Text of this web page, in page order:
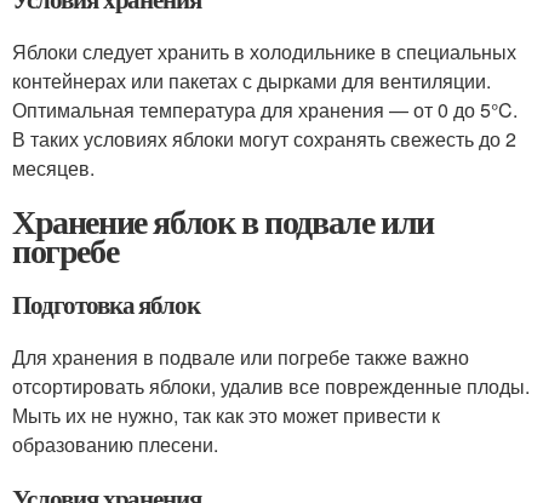
Яблоки следует хранить в холодильнике в специальных
контейнерах или пакетах с дырками для вентиляции.
Оптимальная температура для хранения — от 0 до 5°C.
В таких условиях яблоки могут сохранять свежесть до 2
месяцев.
Хранение яблок в подвале или
погребе
Подготовка яблок
Для хранения в подвале или погребе также важно
отсортировать яблоки, удалив все поврежденные плоды.
Мыть их не нужно, так как это может привести к
образованию плесени.